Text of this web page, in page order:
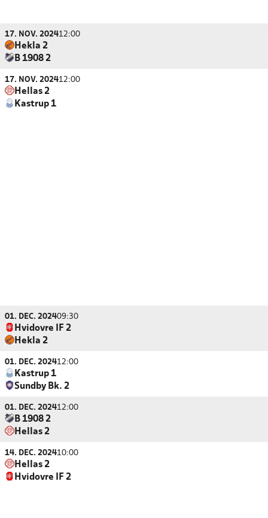
17. NOV. 202412:00
Hekla 2
B 1908 2
17. NOV. 202412:00
Hellas 2
Kastrup 1
01. DEC. 202409:30
Hvidovre IF 2
Hekla 2
01. DEC. 202412:00
Kastrup 1
Sundby Bk. 2
01. DEC. 202412:00
B 1908 2
Hellas 2
14. DEC. 202410:00
Hellas 2
Hvidovre IF 2